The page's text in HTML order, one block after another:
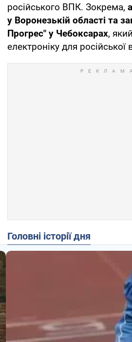
російського ВПК. Зокрема,
у Воронезькій області та
Прогрес" у Чебоксарах,
електроніку для російської
Головні історії дня